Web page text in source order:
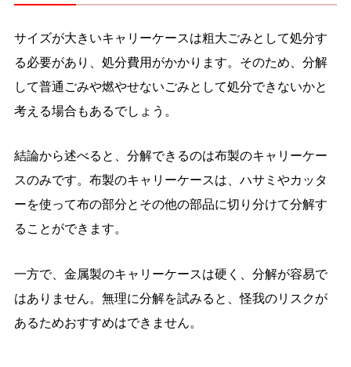
サイズが大きいキャリーケースは粗大ごみとして処分す
る必要があり、処分費用がかかります。そのため、分解
して普通ごみや燃やせないごみとして処分できないかと
考える場合もあるでしょう。
結論から述べると、分解できるのは布製のキャリーケー
スのみです。布製のキャリーケースは、ハサミやカッタ
ーを使って布の部分とその他の部品に切り分けて分解す
ることができます。
一方で、金属製のキャリーケースは硬く、分解が容易で
はありません。無理に分解を試みると、怪我のリスクが
あるためおすすめはできません。